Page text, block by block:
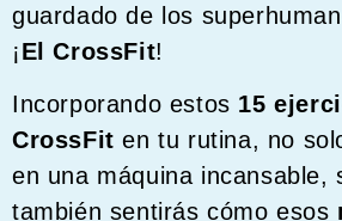
guardado de los
¡El CrossFit!
Incorporando estos 15
CrossFiten tu rutina, no
en una máquina incansable,
también sentirás cómo esos